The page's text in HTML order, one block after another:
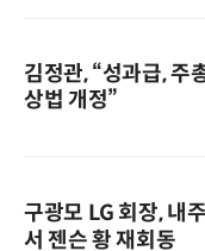
김정관, “성과급, 주
상법 개정”
구광모 LG 회장, 내
서 젠슨 황 재회동